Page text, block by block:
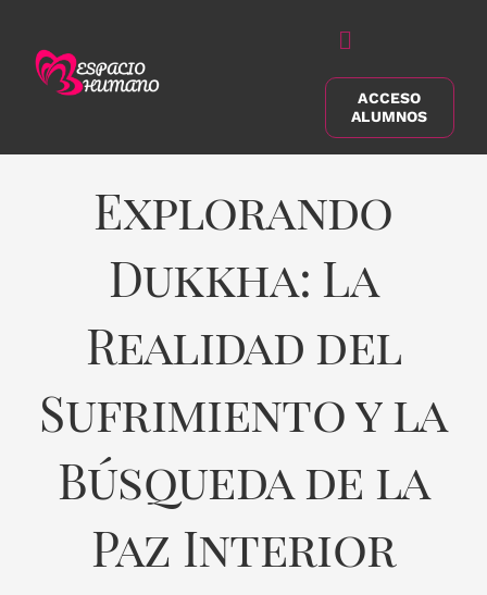
contenido
Alternar
navegación
Buscar:
ACCESO
ALUMNOS
Explorando
Dukkha: La
Realidad del
Sufrimiento y la
Búsqueda de la
Paz Interior